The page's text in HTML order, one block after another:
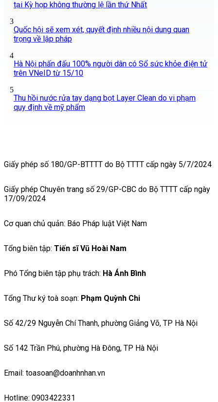
tại Kỳ họp không thường lệ lần thứ Nhất
3
Quốc hội sẽ xem xét, quyết định nhiều nội dung quan
trọng về lập pháp
4
Hà Nội phấn đấu 100% người dân có Sổ sức khỏe điện tử
trên VNeID từ 15/10
5
Thu hồi nước rửa tay dạng bọt Layer Clean do vi phạm
quy định về mỹ phẩm
Giấy phép số 180/GP-BTTTT do Bộ TTTT cấp ngày 5/7/2024
Giấy phép Chuyên trang số 29/GP-CBC do Bộ TTTT cấp ngày
17/09/2024
Cơ quan chủ quản: Báo Pháp luật Việt Nam
Tổng biên tập: Tiến sĩ Vũ Hoài Nam
Phó Tổng biên tập phụ trách: Hà Ánh Bình
Tổng Thư ký toà soạn: Phạm Quỳnh Chi
Số 42/29 Nguyễn Chí Thanh, phường Giảng Võ, TP Hà Nội
Số 142 Trần Phú, phường Hà Đông, TP Hà Nội
Email: toasoan@doanhnhan.vn
Hotline: 0903422331